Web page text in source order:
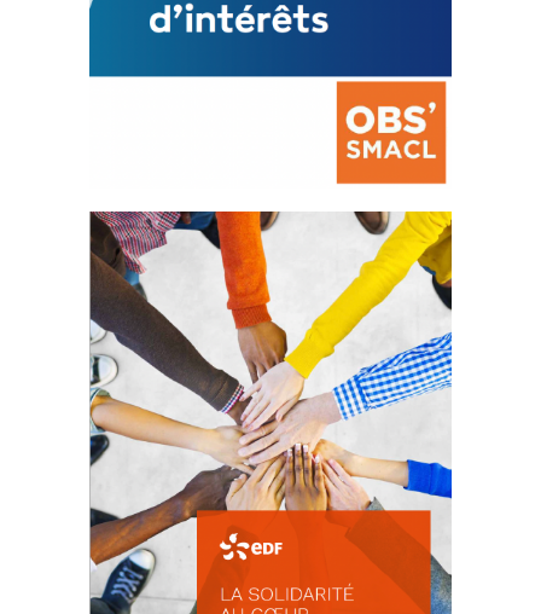
La prévention des conflits
d’intérêts
18 septembre 2023
FEUILLETER